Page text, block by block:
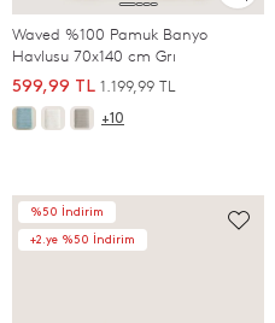
Waved %100 Pamuk Banyo
Havlusu 70x140 cm Grı
599,99 TL 1.199,99 TL
+10
%50 İndirim
+2.ye %50 İndirim